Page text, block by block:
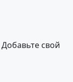
свой